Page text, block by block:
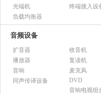
光端机
终端接入设
负载均衡器
音频设备
扩音器
收音机
播放器
复读机
音响
麦克风
同声传译设备
DVD
音响电视组